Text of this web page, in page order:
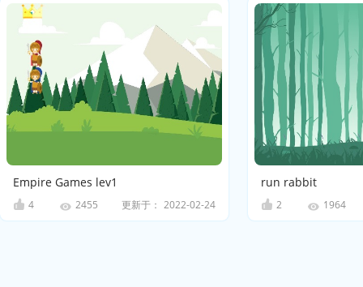
Empire Games lev1
4 2455 更新于： 2022-02-24
run rabbit
2 1964